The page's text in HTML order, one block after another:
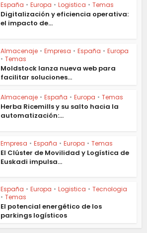
España • Europa • Logistica • Temas
Digitalización y eficiencia operativa:
el impacto de...
Almacenaje • Empresa • España • Europa
• Temas
Moldstock lanza nueva web para
facilitar soluciones...
Almacenaje • España • Europa • Temas
Herba Ricemills y su salto hacia la
automatización:...
Empresa • España • Europa • Temas
El Clúster de Movilidad y Logística de
Euskadi impulsa...
España • Europa • Logistica • Tecnologia
• Temas
El potencial energético de los
parkings logísticos